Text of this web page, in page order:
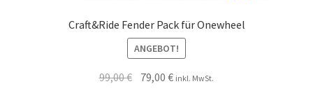
Craft&Ride Fender Pack für Onewheel
ANGEBOT!
99,00€ 79,00€ inkl. MwSt.